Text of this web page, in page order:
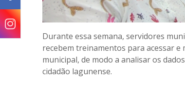
Durante essa semana, servidores
recebem treinamentos para acessar
municipal, de modo a analisar os
cidadão lagunense.